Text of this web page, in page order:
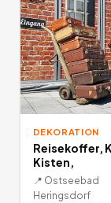
DEKORATION
Reisekoffer,
Kisten,
📍 Ostseebad
Heringsdorf